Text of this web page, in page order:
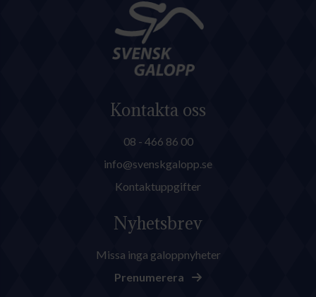
Kontakta oss
08 - 466 86 00
info@svenskgalopp.se
Kontaktuppgifter
Nyhetsbrev
Missa inga galoppnyheter
Prenumerera